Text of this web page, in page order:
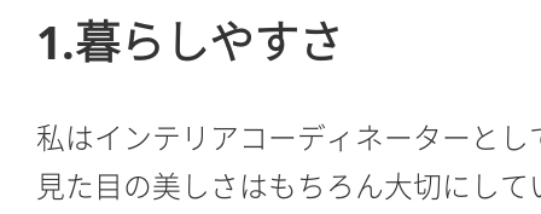
1.暮らしやすさ
私はインテリアコーディネーターとし
見た目の美しさはもちろん大切にし